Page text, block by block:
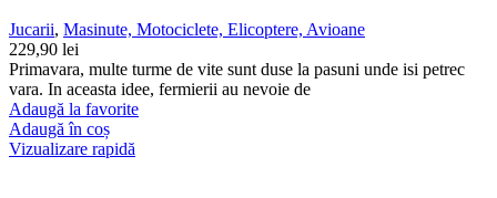
Jucarii, Masinute, Motociclete, Elicoptere, Avioane
229,90 lei
Primavara, multe turme de vite sunt duse la pasuni unde isi petrec
vara. In aceasta idee, fermierii au nevoie de
Adaugă la favorite
Adaugă în coș
Vizualizare rapidă